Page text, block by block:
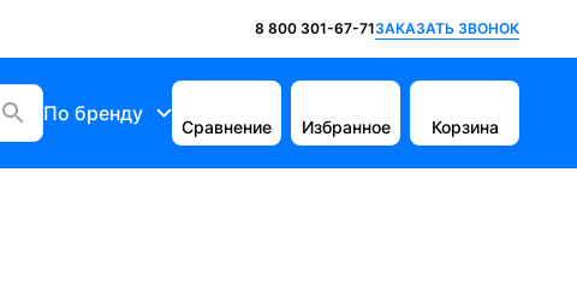
8 800 301-67-71ЗАКАЗАТЬ ЗВОНОК
По бренду
Сравнение Избранное Корзина